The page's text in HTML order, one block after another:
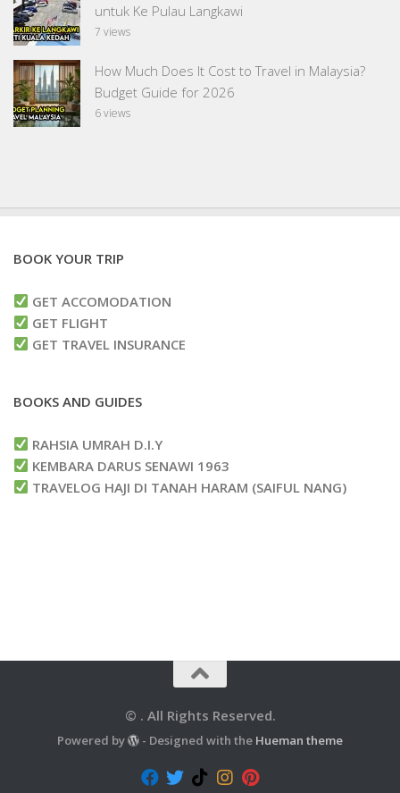
untuk Ke Pulau Langkawi
7 views
How Much Does It Cost to Travel in Malaysia?
Budget Guide for 2026
6 views
BOOK YOUR TRIP
GET ACCOMODATION
GET FLIGHT
GET TRAVEL INSURANCE
BOOKS AND GUIDES
RAHSIA UMRAH D.I.Y
KEMBARA DARUS SENAWI 1963
TRAVELOG HAJI DI TANAH HARAM (SAIFUL NANG)
© . All Rights Reserved.
Powered by - Designed with the Hueman theme